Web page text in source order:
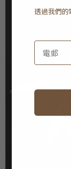
透過我們